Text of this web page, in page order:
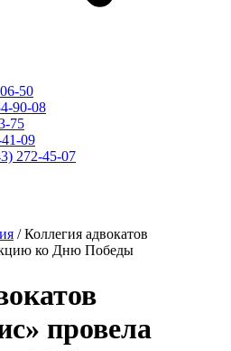
50
90-08
75
09
272-45-07
/Коллегия адвокатов
ко Дню Победы
провела